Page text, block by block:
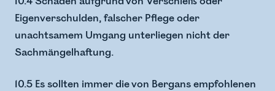
Eigenverschulden, falscher Pflege oder
unachtsamem Umgang unterliegen nicht der
Sachmängelhaftung.
10.5 Es sollten immer die von Bergans empfohlenen